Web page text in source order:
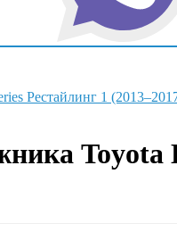
Рестайлинг 1
Toyota